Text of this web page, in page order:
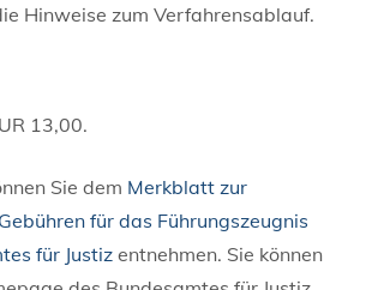
Hinweise zum Verfahrensablauf.
13,00.
Sie dem Merkblatt zur
für das Führungszeugnis
für Justiz entnehmen. Sie können